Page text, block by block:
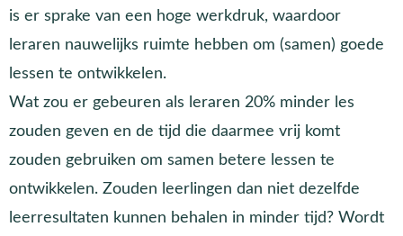
is er sprake van een hoge werkdruk, waardoor
leraren nauwelijks ruimte hebben om (samen) goede
lessen te ontwikkelen.
Wat zou er gebeuren als leraren 20% minder les
zouden geven en de tijd die daarmee vrij komt
zouden gebruiken om samen betere lessen te
ontwikkelen. Zouden leerlingen dan niet dezelfde
leerresultaten kunnen behalen in minder tijd? Wordt